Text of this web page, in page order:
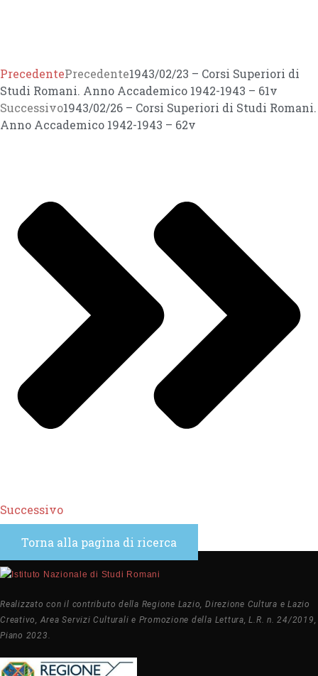
PrecedentePrecedente1943/02/23 – Corsi Superiori di
Studi Romani. Anno Accademico 1942-1943 – 61v
Successivo1943/02/26 – Corsi Superiori di Studi Romani.
Anno Accademico 1942-1943 – 62v
Successivo
Torna alla pagina di ricerca
Realizzato con il contributo della Regione Lazio, Direzione Cultura e Lazio
Creativo, Area Servizi Culturali e Promozione della Lettura, L.R. n. 24/2019,
Piano 2023.